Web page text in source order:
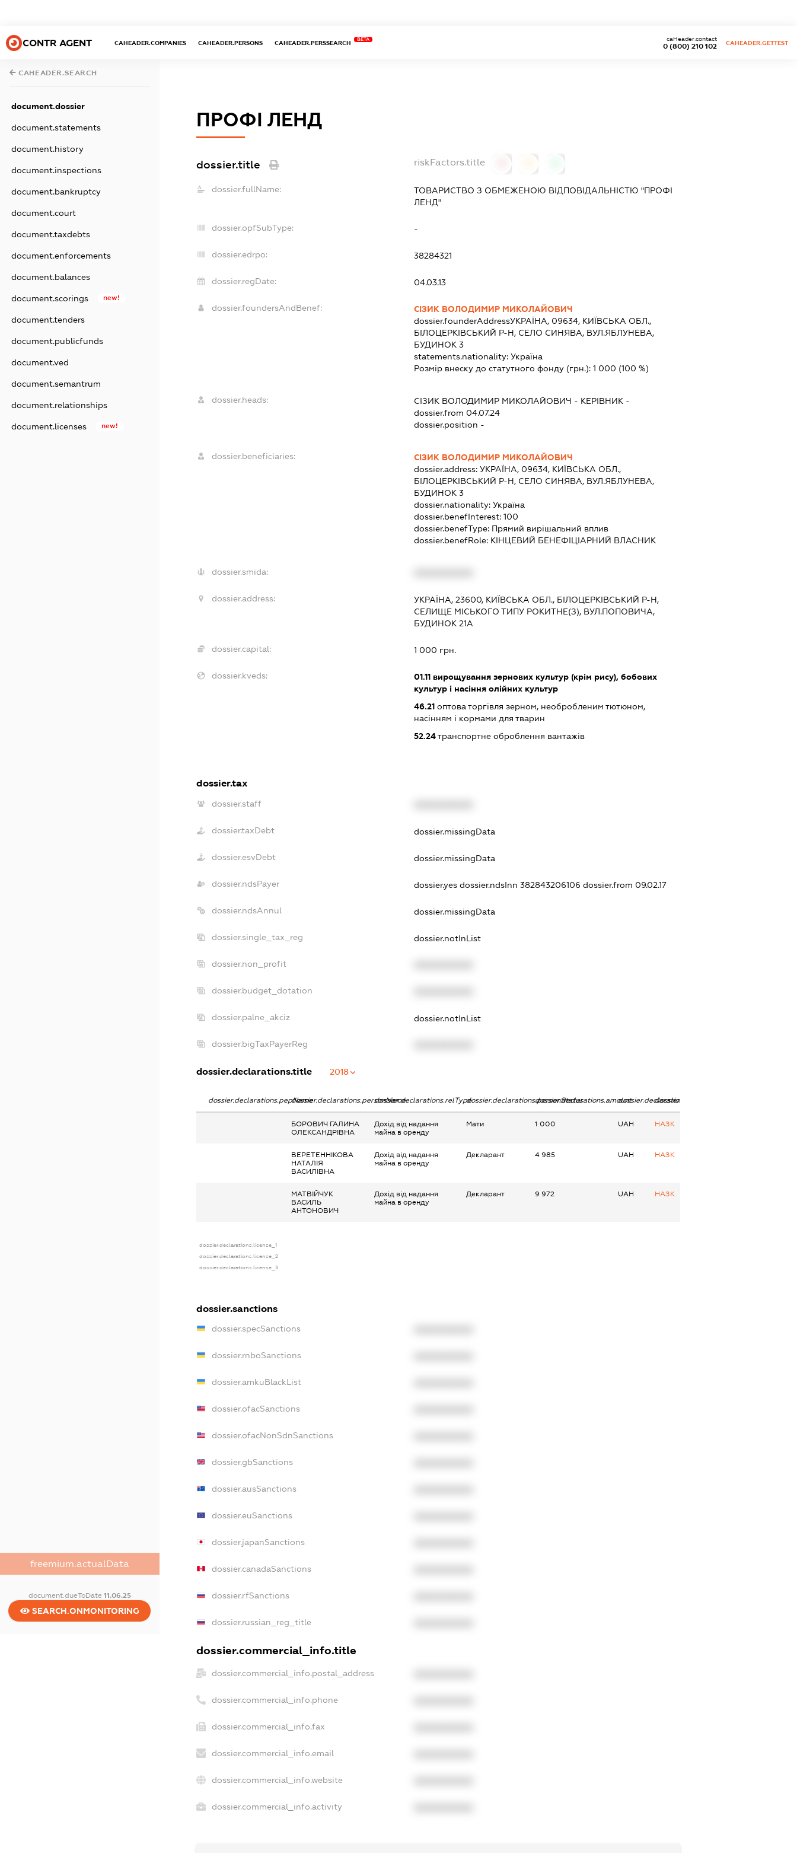
CONTR AGENT CAHEADER.COMPANIES CAHEADER.PERSONS CAHEADER.PERSSEARCH
BETA
0 (800) 210 102
caHeader.contact
CAHEADER.GETTEST
CAHEADER.SEARCH
document.dossier
document.statements
document.history
document.inspections
document.bankruptcy
document.court
document.taxdebts
document.enforcements
document.balances
document.scorings new!
document.tenders
document.publicfunds
document.ved
document.semantrum
document.relationships
document.licenses new!
freemium.actualData
document.dueToDate 11.06.25
SEARCH.ONMONITORING
ПРОФІ ЛЕНД
dossier.title riskFactors.title
dossier.fullName:
ТОВАРИСТВО З ОБМЕЖЕНОЮ ВІДПОВІДАЛЬНІСТЮ "ПРОФІ
ЛЕНД"
dossier.opfSubType: -
dossier.edrpo: 38284321
dossier.regDate: 04.03.13
dossier.foundersAndBenef:
СІЗИК ВОЛОДИМИР МИКОЛАЙОВИЧ
dossier.founderAddressУКРАЇНА, 09634, КИЇВСЬКА ОБЛ.,
БІЛОЦЕРКІВСЬКИЙ Р-Н, СЕЛО СИНЯВА, ВУЛ.ЯБЛУНЕВА,
БУДИНОК 3
statements.nationality:Україна
Розмір внеску до статутного фонду (грн.):1 000 (100 %)
dossier.heads: СІЗИК ВОЛОДИМИР МИКОЛАЙОВИЧ - КЕРІВНИК -
dossier.from 04.07.24
dossier.position -
dossier.beneficiaries:
СІЗИК ВОЛОДИМИР МИКОЛАЙОВИЧ
dossier.address:УКРАЇНА, 09634, КИЇВСЬКА ОБЛ.,
БІЛОЦЕРКІВСЬКИЙ Р-Н, СЕЛО СИНЯВА, ВУЛ.ЯБЛУНЕВА,
БУДИНОК 3
dossier.nationality:Україна
dossier.benefInterest:100
dossier.benefType: Прямий вирішальний вплив
dossier.benefRole: КІНЦЕВИЙ БЕНЕФІЦІАРНИЙ ВЛАСНИК
dossier.smida:
dossier.address:
УКРАЇНА, 23600, КИЇВСЬКА ОБЛ., БІЛОЦЕРКІВСЬКИЙ Р-Н,
СЕЛИЩЕ МІСЬКОГО ТИПУ РОКИТНЕ(З), ВУЛ.ПОПОВИЧА,
БУДИНОК 21А
dossier.capital: 1 000 грн.
dossier.kveds: 01.11 вирощування зернових культур (крім рису), бобових
культур і насіння олійних культур
46.21 оптова торгівля зерном, необробленим тютюном,
насінням і кормами для тварин
52.24транспортне оброблення вантажів
dossier.tax
dossier.staff
dossier.taxDebt dossier.missingData
dossier.esvDebt dossier.missingData
dossier.ndsPayer dossier.yesdossier.ndsInn 382843206106dossier.from 09.02.17
dossier.ndsAnnul dossier.missingData
dossier.single_tax_reg dossier.notInList
dossier.non_profit
dossier.budget_dotation
dossier.palne_akciz dossier.notInList
dossier.bigTaxPayerReg
dossier.declarations.title 2018
dossier.declarations.pepNamedossier.declarations.personNamedossier.declarations.relTypedossier.declarations.personStatusdossier.declarations.amountdossier.declarations.currency
dossier.declarations.source
БОРОВИЧ ГАЛИНА
ОЛЕКСАНДРІВНА
Дохід від надання
майна в оренду
Мати 1 000 UAH НАЗК
ВЕРЕТЕННІКОВА
НАТАЛІЯ
ВАСИЛІВНА
Дохід від надання
майна в оренду
Декларант 4 985 UAH НАЗК
МАТВІЙЧУК
ВАСИЛЬ
АНТОНОВИЧ
Дохід від надання
майна в оренду
Декларант 9 972 UAH НАЗК
dossier.declarations.license_1
dossier.declarations.license_2
dossier.declarations.license_3
dossier.sanctions
dossier.specSanctions
dossier.rnboSanctions
dossier.amkuBlackList
dossier.ofacSanctions
dossier.ofacNonSdnSanctions
dossier.gbSanctions
dossier.ausSanctions
dossier.euSanctions
dossier.japanSanctions
dossier.canadaSanctions
dossier.rfSanctions
dossier.russian_reg_title
dossier.commercial_info.title
dossier.commercial_info.postal_address
dossier.commercial_info.phone
dossier.commercial_info.fax
dossier.commercial_info.email
dossier.commercial_info.website
dossier.commercial_info.activity